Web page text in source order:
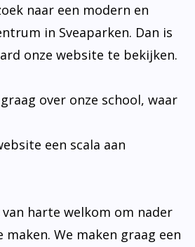
naar een modern en
in Sveaparken. Dan is
onze website te bekijken.
over onze school, waar
een scala aan
harte welkom om nader
We maken graag een